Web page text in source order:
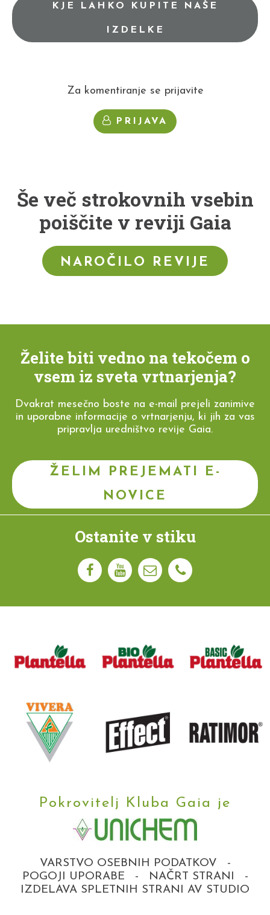
KJE LAHKO KUPITE NAŠE
IZDELKE
Za komentiranje se prijavite
PRIJAVA
Še več strokovnih vsebin
poiščite v reviji Gaia
NAROČILO REVIJE
Želite biti vedno na tekočem o
vsem iz sveta vrtnarjenja?
Dvakrat mesečno boste na e-mail prejeli zanimive
in uporabne informacije o vrtnarjenju, ki jih za vas
pripravlja uredništvo revije Gaia.
ŽELIM PREJEMATI E-
NOVICE
Ostanite v stiku
Pokrovitelj Kluba Gaia je
VARSTVO OSEBNIH PODATKOV
-
POGOJI UPORABE
- NAČRT STRANI
-
IZDELAVA SPLETNIH STRANI AV STUDIO